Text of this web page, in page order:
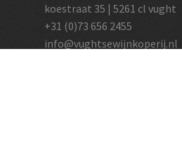
koestraat 35 | 5261 cl vught
+31 (0)73 656 2455
info@vughtsewijnkoperij.nl